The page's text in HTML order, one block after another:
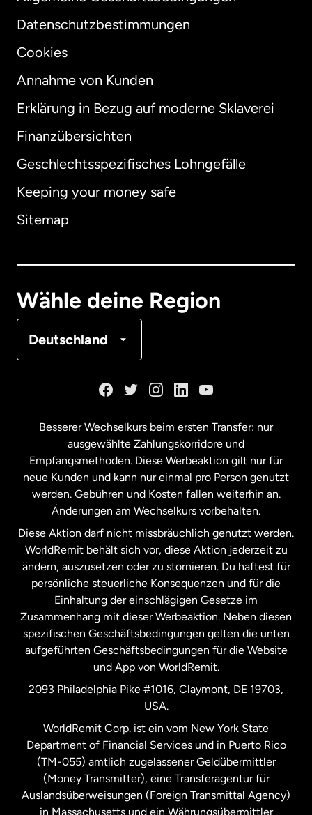
Datenschutzbestimmungen
Cookies
Annahme von Kunden
Erklärung in Bezug auf moderne Sklaverei
Finanzübersichten
Geschlechtsspezifisches Lohngefälle
Keeping your money safe
Sitemap
Wähle deine Region
Deutschland
International English
Australien
Malaysia
Neuseeland
Niederlande
Schweden
Spanien
Vereinigte Staaten English
Vereinigte Staaten
Vereinigtes Königreich
Besserer Wechselkurs beim ersten Transfer: nur
ausgewählte Zahlungskorridore und
Empfangsmethoden. Diese Werbeaktion gilt nur für
neue Kunden und kann nur einmal pro Person genutzt
werden. Gebühren und Kosten fallen weiterhin an.
Änderungen am Wechselkurs vorbehalten.
Diese Aktion darf nicht missbräuchlich genutzt werden.
WorldRemit behält sich vor, diese Aktion jederzeit zu
ändern, auszusetzen oder zu stornieren. Du haftest für
persönliche steuerliche Konsequenzen und für die
Einhaltung der einschlägigen Gesetze im
Zusammenhang mit dieser Werbeaktion. Neben diesen
spezifischen Geschäftsbedingungen gelten die unten
aufgeführten Geschäftsbedingungen für die Website
und App von WorldRemit.
2093 Philadelphia Pike #1016, Claymont, DE 19703,
USA.
WorldRemit Corp. ist ein vom New York State
Department of Financial Services und in Puerto Rico
(TM-055) amtlich zugelassener Geldübermittler
(Money Transmitter), eine Transferagentur für
Auslandsüberweisungen (Foreign Transmittal Agency)
in Massachusetts und ein Währungsübermittler